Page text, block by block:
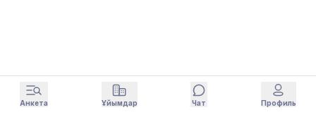
Анкета Ұйымдар Чат Профиль